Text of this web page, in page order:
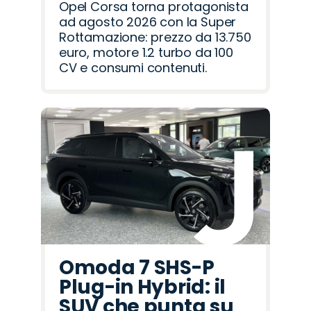
Opel Corsa torna protagonista
ad agosto 2026 con la Super
Rottamazione: prezzo da 13.750
euro, motore 1.2 turbo da 100
CV e consumi contenuti.
Omoda 7 SHS-P
Plug-in Hybrid: il